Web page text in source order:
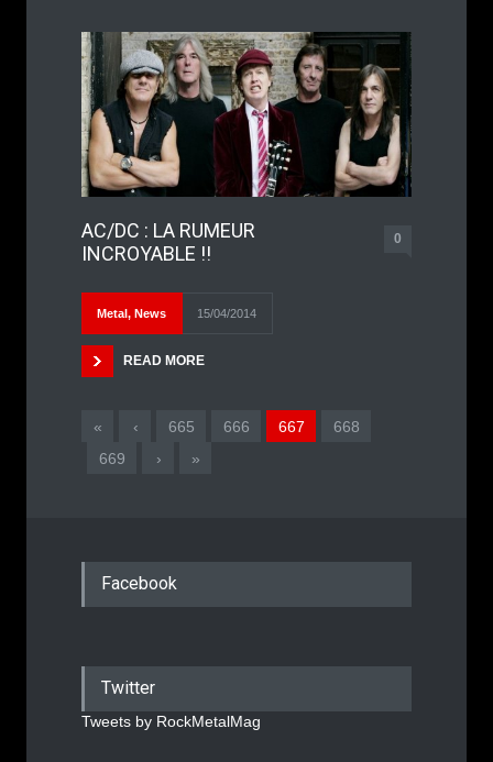
AC/DC : LA RUMEUR
INCROYABLE !!
0
Metal, News 15/04/2014
READ MORE
« ‹ 665 666 667
668
669
› »
Facebook
Twitter
Tweets by RockMetalMag